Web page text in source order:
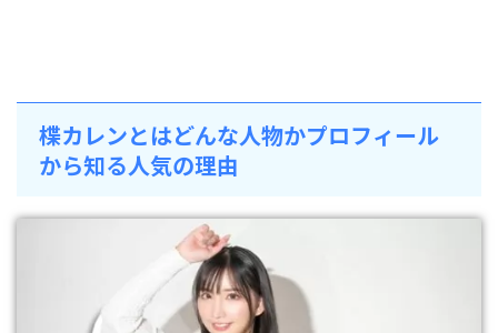
楪カレンとはどんな人物かプロフィール
から知る人気の理由